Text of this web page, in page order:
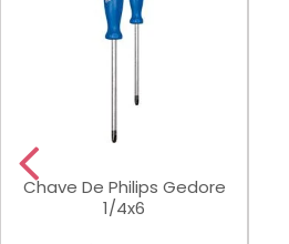
Chave De Philips Gedore
1/4x6